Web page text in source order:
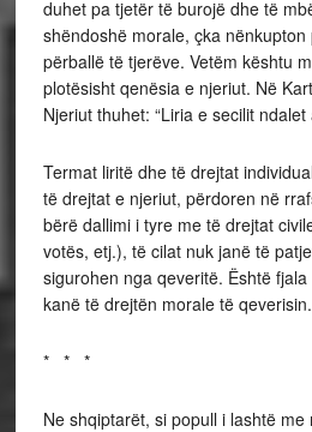
duhet pa tjetër të burojë dhe të
shëndoshë morale, çka
përballë të tjerëve. Vetëm kështu
plotësisht qenësia e njeriut. Në
Njeriut thuhet: “Liria e secilit
Termat liritë dhe të drejtat
të drejtat e njeriut, përdoren në
bërë dallimi i tyre me të drejtat
votës, etj.), të cilat nuk janë të
sigurohen nga qeveritë. Është
kanë të drejtën morale të qeverisin.
* * *
Ne shqiptarët, si popull i lashtë